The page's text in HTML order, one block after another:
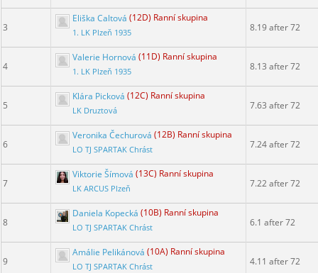
3
Eliška Caltová (12D) Ranní skupina
1. LK Plzeň 1935 8.19 after 72
4
Valerie Hornová (11D) Ranní skupina
1. LK Plzeň 1935 8.13 after 72
5
Klára Picková (12C) Ranní skupina
LK Druztová 7.63 after 72
6
Veronika Čechurová (12B) Ranní skupina
LO TJ SPARTAK Chrást 7.24 after 72
7
Viktorie Šímová (13C) Ranní skupina
LK ARCUS Plzeň 7.22 after 72
8
Daniela Kopecká (10B) Ranní skupina
LO TJ SPARTAK Chrást 6.1 after 72
9
Amálie Pelikánová (10A) Ranní skupina
LO TJ SPARTAK Chrást 4.11 after 72